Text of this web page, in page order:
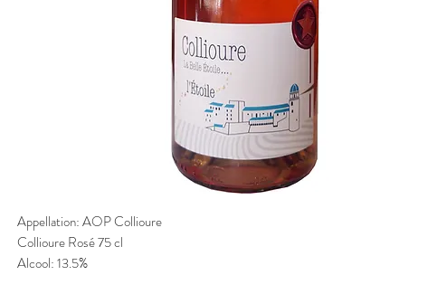
Appellation: AOP Collioure
Collioure Rosé 75 cl
Alcool: 13.5%